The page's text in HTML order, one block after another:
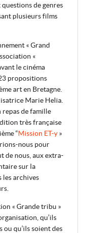
de genres
plusieurs films
« Grand
«
le cinéma
propositions
art en Bretagne.
Marie Helia.
repas de famille
très française
“Mission ET-y »
nous pour
de nous, aux extra-
sur la
les archives
« Grande tribu »
qu’ils
qu’ils soient des